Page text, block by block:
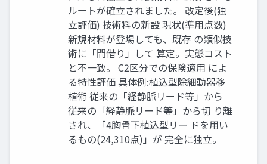
ルートが確立されました。 改定後(独
立評価) 技術料の新設 現状(準用点数)
新規材料が登場しても、既存 の類似技
術に「間借り」して 算定。実態コスト
と不一致。 C2区分での保険適用 によ
る特性評価 具体例:植込型除細動器移
植術 従来の「経静脈リード等」から
従来の「経静脈リード等」から切 り離
され、「4胸骨下植込型リー ドを用い
るもの(24,310点)」が 完全に独立。